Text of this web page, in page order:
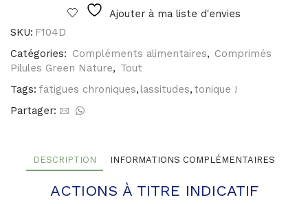
Tang
Ajouter à ma liste d'envies
SKU: F104D
Catégories: Compléments alimentaires, Comprimés
Pilules Green Nature, Tout
Tags: fatigues chroniques, lassitudes, tonique !
Partager:
DESCRIPTION INFORMATIONS COMPLÉMENTAIRES
ACTIONS À TITRE INDICATIF